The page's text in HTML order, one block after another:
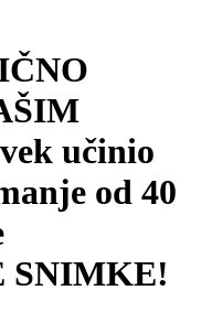
učinio
od 40
SNIMKE!